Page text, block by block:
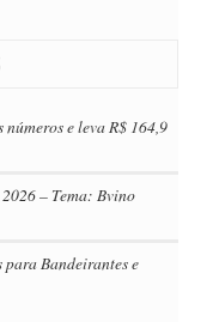
e leva R$ 164,9
– Tema: Bvino
Bandeirantes e